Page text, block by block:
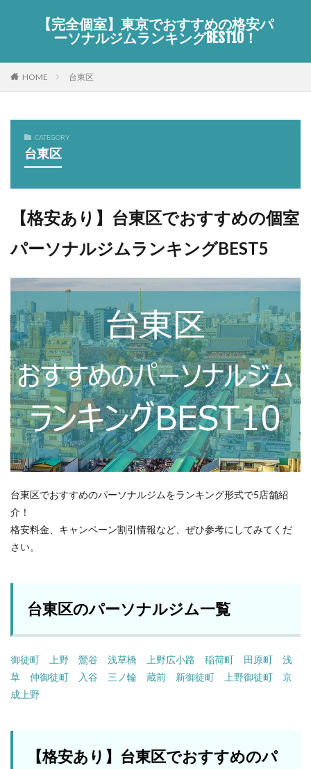
【完全個室】東京でおすすめの格安パ
ーソナルジムランキングBEST10！
HOME 台東区
CATEGORY
台東区
【格安あり】台東区でおすすめの個室
パーソナルジムランキングBEST5
台東区でおすすめのパーソナルジムをランキング形式で5店舗紹
介！
格安料金、キャンペーン割引情報など、ぜひ参考にしてみてくだ
さい。
台東区のパーソナルジム一覧
御徒町 上野 鶯谷 浅草橋 上野広小路 稲荷町 田原町
浅
草
仲御徒町 入谷 三ノ輪 蔵前 新御徒町 上野御徒町
京
成上野
【格安あり】台東区でおすすめのパ